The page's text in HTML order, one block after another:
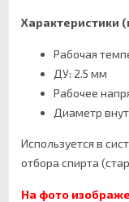
Характеристики
Рабочая
ДУ: 2.5 мм
Рабочее
Диаметр
Используется в
отбора спирта
На фото